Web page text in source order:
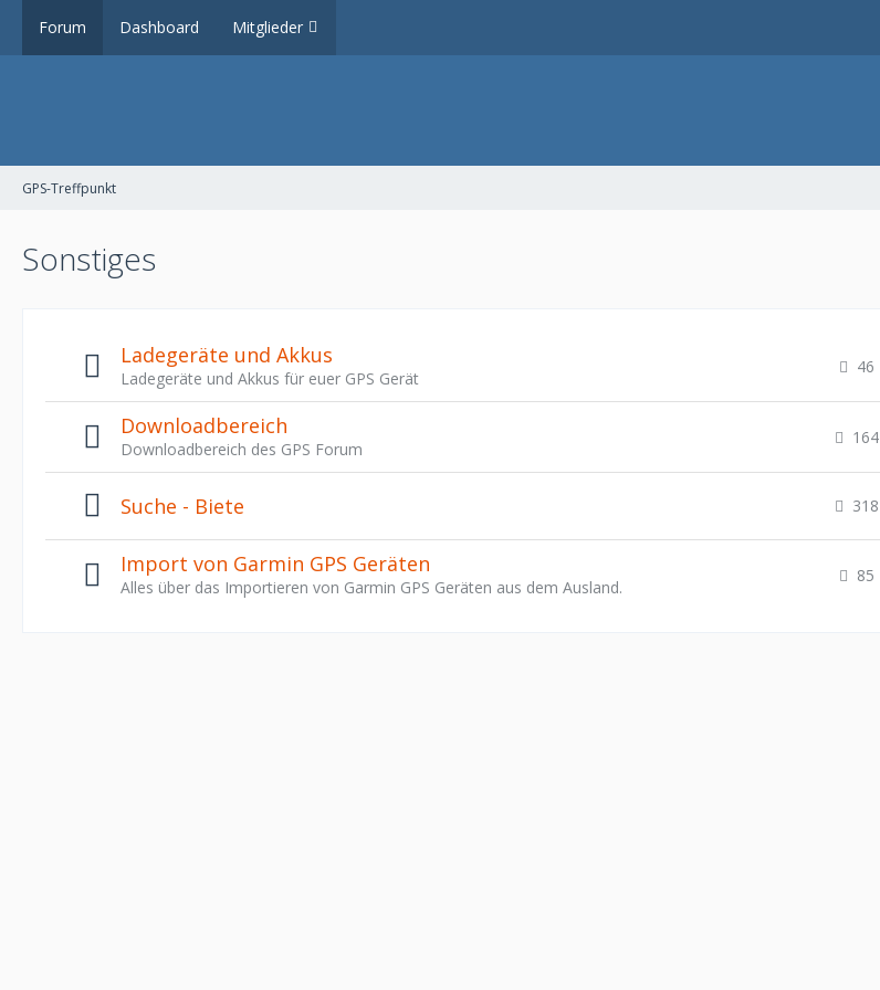
Forum Dashboard Mitglieder
GPS-Treffpunkt
Sonstiges
Ladegeräte und Akkus
Ladegeräte und Akkus für euer GPS Gerät
46
Downloadbereich
Downloadbereich des GPS Forum
164
Suche - Biete 318
Import von Garmin GPS Geräten
Alles über das Importieren von Garmin GPS Geräten aus dem Ausland.
85